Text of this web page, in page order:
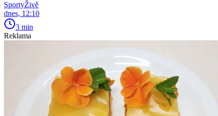
SportyŽivě
dnes, 12:10
3 min
Reklama